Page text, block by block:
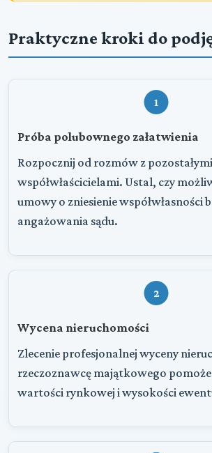
Praktyczne kroki do
1
Próba polubownego załatwienia
Rozpocznij od rozmów z pozostałymi
współwłaścicielami. Ustal, czy
umowy o zniesienie współwłasności
angażowania sądu.
2
Wycena nieruchomości
Zlecenie profesjonalnej wyceny
rzeczoznawcę majątkowego
wartości rynkowej i wysokości